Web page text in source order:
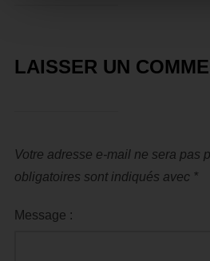
LAISSER UN
Votre adresse e-mail ne sera pas
obligatoires sont indiqués avec *
Message :